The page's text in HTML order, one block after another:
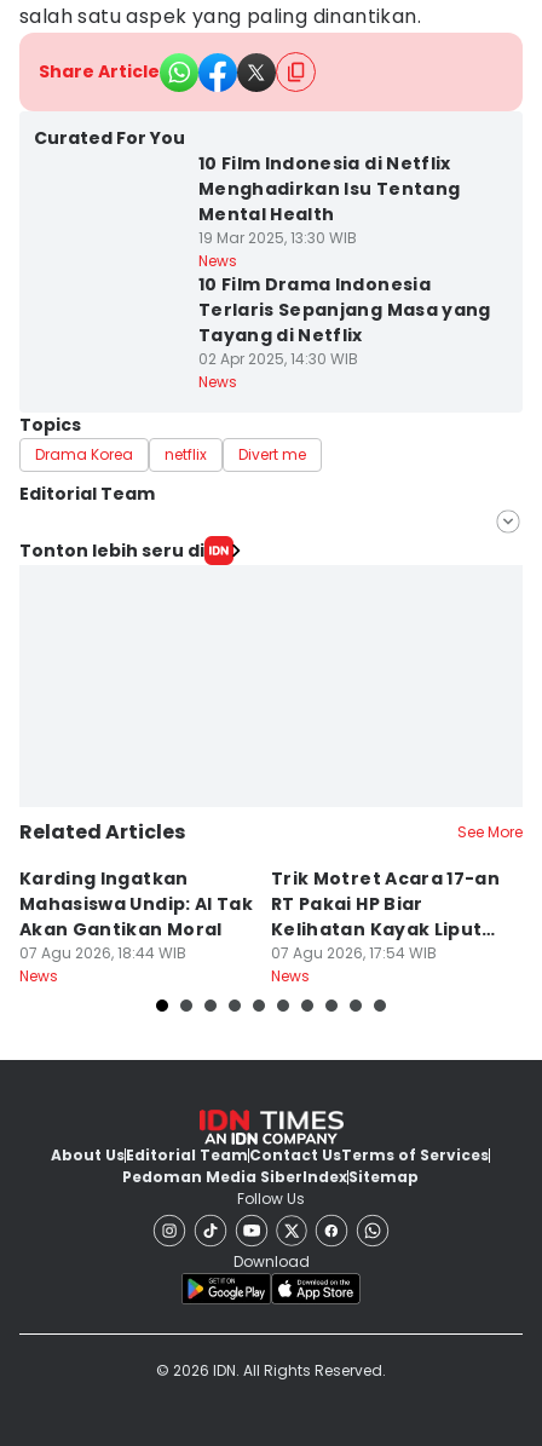
salah satu aspek yang paling dinantikan.
Share Article
Curated For You
10 Film Indonesia di Netflix
Menghadirkan Isu Tentang
Mental Health
19 Mar 2025, 13:30 WIB
News
10 Film Drama Indonesia
Terlaris Sepanjang Masa yang
Tayang di Netflix
02 Apr 2025, 14:30 WIB
News
Topics
Drama Korea netflix Divert me
Editorial Team
Editor
Tonton lebih seru di
Related Articles See More
Karding Ingatkan
Mahasiswa Undip: AI Tak
Akan Gantikan Moral
07 Agu 2026, 18:44 WIB
News
Trik Motret Acara 17-an
RT Pakai HP Biar
Kelihatan Kayak Liputan
Festival Nasional
07 Agu 2026, 17:54 WIB
News
About UsEditorial TeamContact UsTerms of Services
Pedoman Media SiberIndexSitemap
Follow Us
Download
© 2026 IDN. All Rights Reserved.